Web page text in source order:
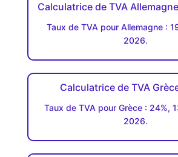
Calculatrice de TVA
Taux de TVA pour Allemagne :
2026.
Calculatrice de TVA
Taux de TVA pour Grèce : 24%,
2026.